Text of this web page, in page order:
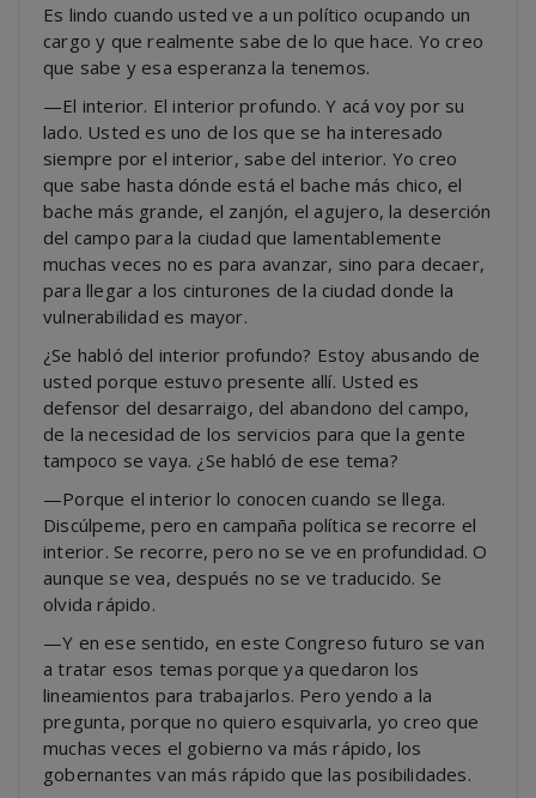
Es lindo cuando usted ve a un político ocupando un
cargo y que realmente sabe de lo que hace. Yo creo
que sabe y esa esperanza la tenemos.
—El interior. El interior profundo. Y acá voy por su
lado. Usted es uno de los que se ha interesado
siempre por el interior, sabe del interior. Yo creo
que sabe hasta dónde está el bache más chico, el
bache más grande, el zanjón, el agujero, la deserción
del campo para la ciudad que lamentablemente
muchas veces no es para avanzar, sino para decaer,
para llegar a los cinturones de la ciudad donde la
vulnerabilidad es mayor.
¿Se habló del interior profundo? Estoy abusando de
usted porque estuvo presente allí. Usted es
defensor del desarraigo, del abandono del campo,
de la necesidad de los servicios para que la gente
tampoco se vaya. ¿Se habló de ese tema?
—Porque el interior lo conocen cuando se llega.
Discúlpeme, pero en campaña política se recorre el
interior. Se recorre, pero no se ve en profundidad. O
aunque se vea, después no se ve traducido. Se
olvida rápido.
—Y en ese sentido, en este Congreso futuro se van
a tratar esos temas porque ya quedaron los
lineamientos para trabajarlos. Pero yendo a la
pregunta, porque no quiero esquivarla, yo creo que
muchas veces el gobierno va más rápido, los
gobernantes van más rápido que las posibilidades.